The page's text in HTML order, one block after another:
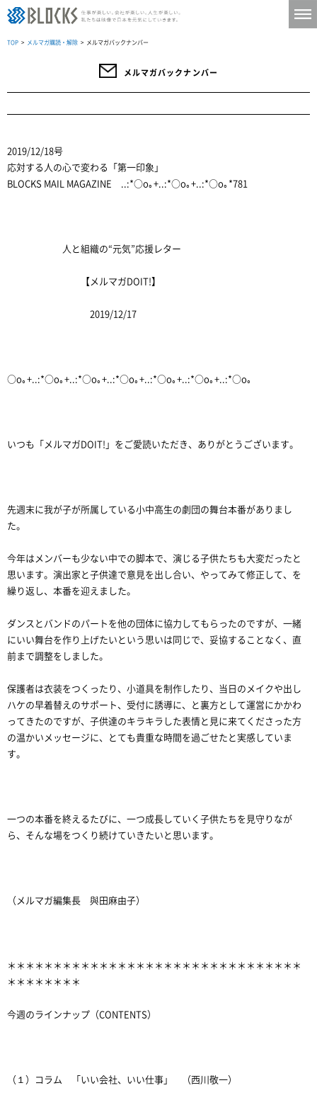
TOP > メルマガ購読・解除 > メルマガバックナンバー
メルマガバックナンバー
2019/12/18号
応対する人の心で変わる「第一印象」
BLOCKS MAIL MAGAZINE ..:*○o｡+..:*○o｡+..:*○o｡*781
人と組織の“元気”応援レター
【メルマガDOIT!】
2019/12/17
○o｡+..:*○o｡+..:*○o｡+..:*○o｡+..:*○o｡+..:*○o｡+..:*○o｡
いつも「メルマガDOIT!」をご愛読いただき、ありがとうございます。
先週末に我が子が所属している小中高生の劇団の舞台本番がありまし
た。
今年はメンバーも少ない中での脚本で、演じる子供たちも大変だったと
思います。演出家と子供達で意見を出し合い、やってみて修正して、を
繰り返し、本番を迎えました。
ダンスとバンドのパートを他の団体に協力してもらったのですが、一緒
にいい舞台を作り上げたいという思いは同じで、妥協することなく、直
前まで調整をしました。
保護者は衣装をつくったり、小道具を制作したり、当日のメイクや出し
ハケの早着替えのサポート、受付に誘導に、と裏方として運営にかかわ
ってきたのですが、子供達のキラキラした表情と見に来てくださった方
の温かいメッセージに、とても貴重な時間を過ごせたと実感していま
す。
一つの本番を終えるたびに、一つ成長していく子供たちを見守りなが
ら、そんな場をつくり続けていきたいと思います。
（メルマガ編集長 與田麻由子）
＊＊＊＊＊＊＊＊＊＊＊＊＊＊＊＊＊＊＊＊＊＊＊＊＊＊＊＊＊＊＊＊
＊＊＊＊＊＊＊＊
今週のラインナップ（CONTENTS）
（１）コラム 「いい会社、いい仕事」 （西川敬一）